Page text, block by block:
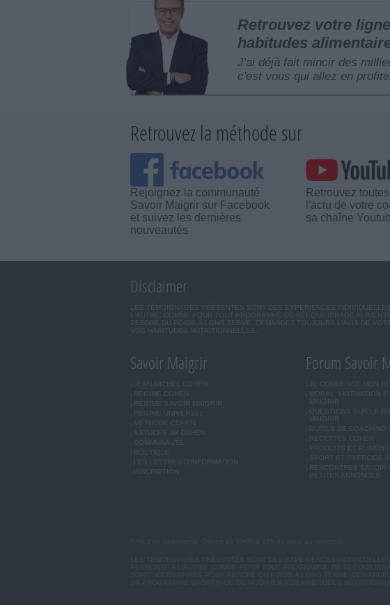
Retrouvez votre
habitudes
J'ai déjà fait mincir des
c'est vous qui allez en
Retrouvez la méthode sur
Rejoignez la communauté
Savoir Maigrir sur Facebook
et suivez les dernières
nouveautés
Retrouvez
l'actu de votre
sa chaîne
Disclaimer
LES TÉMOIGNAGES PRÉSENTÉS SONT DES EXPÉRIENCES
L'AUTRE. COMME POUR TOUT PROGRAMME DE RÉÉQUILIBRAGE
PERDRE DU POIDS À LONG TERME. DEMANDEZ TOUJOURS L'AVIS DE
VOS HABITUDES NUTRITIONNELLES.
Savoir Maigrir
JEAN-MICHEL COHEN
RÉGIME COHEN
RÉGIME SAVOIR MAIGRIR
RÉGIME UNIVERSEL
ASTUCES JM COHEN
COMMUNAUTÉ
LES LETTRES D'INFORMATION
INSCRIPTION
Forum Savoir
JE COMMENCE MON
MORAL, MOTIVATION
MAIGRIR
QUESTIONS SUR LE
MAIGRIR
OUTILS DE COACHING
RECETTES COHEN
PRODUITS ET ALIMENTS
SPORT ET EXERCICE
RENCONTRES SAVOIR
PETITES ANNONCES